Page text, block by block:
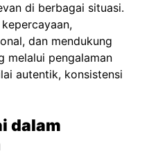
di berbagai situasi.
dan mendukung
melalui pengalaman
autentik, konsistensi
dalam